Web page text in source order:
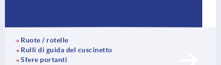
Ruote / rotelle
Rulli di guida del cuscinetto
Sfere portanti